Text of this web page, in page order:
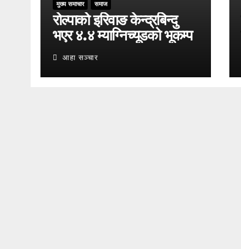
मुख्य समाचार समाज
रोल्पाको इरिवाङ केन्द्रबिन्दु
भएर ४.४ म्याग्निच्यूडको भूकम्प
आहा सञ्चार